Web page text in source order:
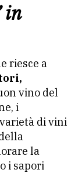
in
riesce a
vino del
i
di vini
la
i sapori